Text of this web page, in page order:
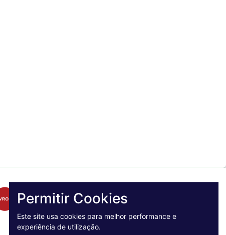
Permitir Cookies
Este site usa cookies para melhor performance e
experiência de utilização.